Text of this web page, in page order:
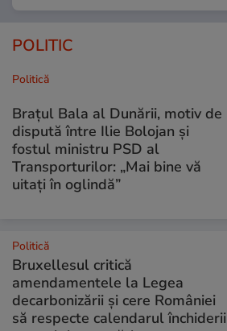
POLITIC
Politică
Brațul Bala al Dunării, motiv de
dispută între Ilie Bolojan și
fostul ministru PSD al
Transporturilor: „Mai bine vă
uitați în oglindă”
Politică
Bruxellesul critică
amendamentele la Legea
decarbonizării și cere României
să respecte calendarul închiderii